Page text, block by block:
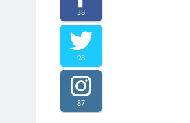
38
98
87